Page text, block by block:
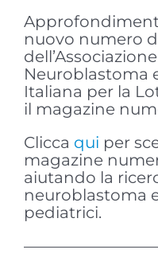
nuovo numero
Neuroblastoma
Italiana per la
il magazine
Clicca qui per
magazine
aiutando la
neuroblastoma
pediatrici.